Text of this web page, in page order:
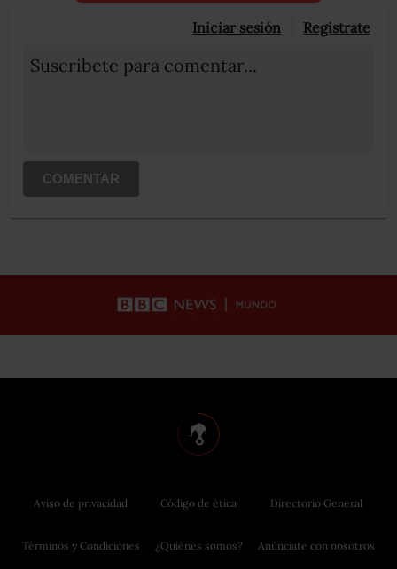
Iniciar sesión Registrate
Suscribete para comentar...
COMENTAR
Aviso de privacidad
Términos y Condiciones
Código de ética
¿Quiénes somos?
Directorio General
Anúnciate con nosotros